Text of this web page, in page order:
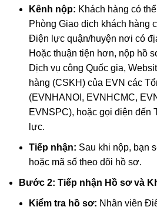
Kênh nộp: Khách hàng có
Phòng Giao dịch khách hàng
Điện lực quận/huyện nơi có
Hoặc thuận tiện hơn, nộp hồ
Dịch vụ công Quốc gia,
hàng (CSKH) của EVN các
(EVNHANOI, EVNHCMC,
EVNSPC), hoặc gọi điện đến
lực.
Tiếp nhận: Sau khi nộp, bạn
hoặc mã số theo dõi hồ sơ.
Bước 2: Tiếp nhận Hồ sơ và
Kiểm tra hồ sơ: Nhân viên